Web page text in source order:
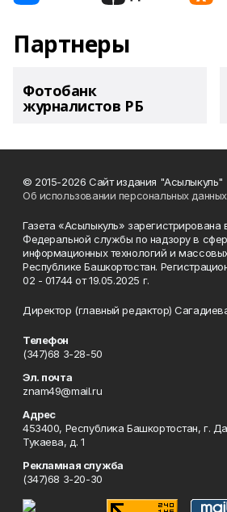
Партнеры
Фотобанк
журналистов РБ
© 2015-2026 Сайт издания "Асылыкуль"
Об использовании персональных данных
Газета «Асылыкуль» зарегистрирована
Федеральной службы по надзору в
информационных технологий и
Республике Башкортостан.
02 - 01744 от 19.05.2025 г.
Директор (главный редактор)
Телефон
(347)68 3-28-50
Эл. почта
znam49@mail.ru
Адрес
453400, Республика Башкортостан, г.
Тукаева, д. 1
Рекламная служба
(347)68 3-20-30